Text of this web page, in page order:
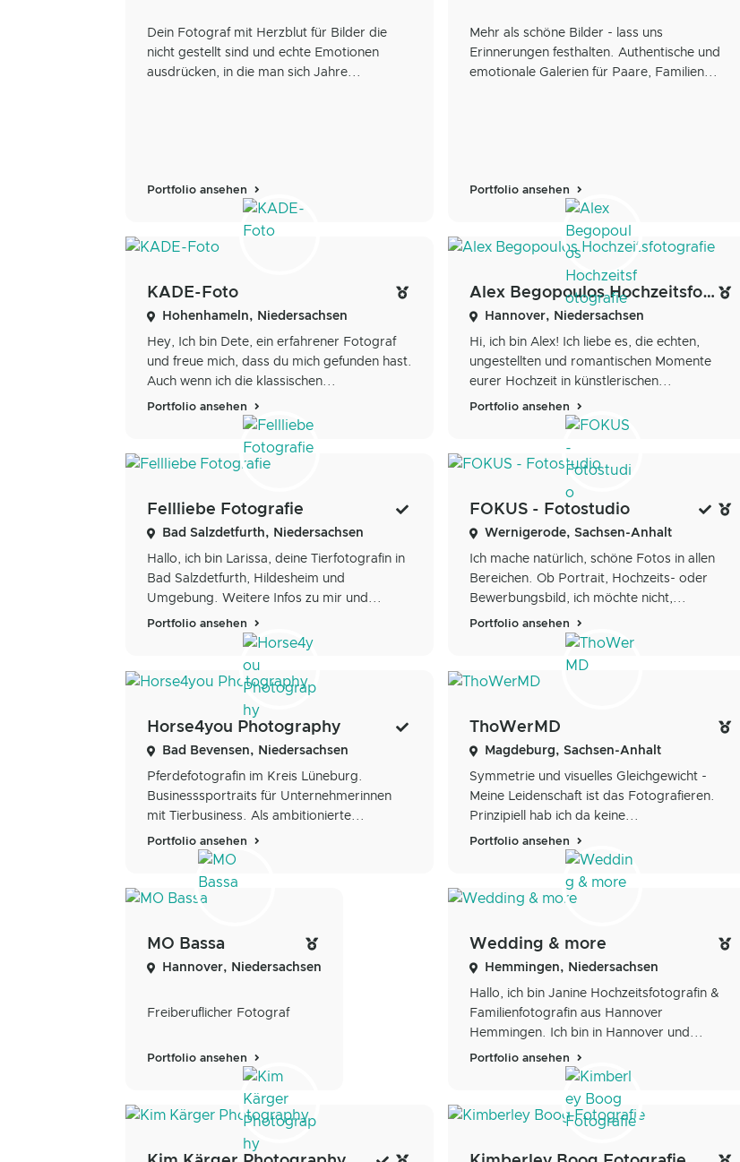
Dein Fotograf mit Herzblut für Bilder die
nicht gestellt sind und echte Emotionen
ausdrücken, in die man sich Jahre...
Portfolio ansehen
Mehr als schöne Bilder - lass uns
Erinnerungen festhalten. Authentische und
emotionale Galerien für Paare, Familien...
Portfolio ansehen
KADE-Foto
Hohenhameln, Niedersachsen
Hey, Ich bin Dete, ein erfahrener Fotograf
und freue mich, dass du mich gefunden hast.
Auch wenn ich die klassischen...
Portfolio ansehen
Alex Begopoulos Hochzeitsfotografie
Hannover, Niedersachsen
Hi, ich bin Alex! Ich liebe es, die echten,
ungestellten und romantischen Momente
eurer Hochzeit in künstlerischen...
Portfolio ansehen
Fellliebe Fotografie
Bad Salzdetfurth, Niedersachsen
Hallo, ich bin Larissa, deine Tierfotografin in
Bad Salzdetfurth, Hildesheim und
Umgebung. Weitere Infos zu mir und...
Portfolio ansehen
FOKUS - Fotostudio
Wernigerode, Sachsen-Anhalt
Ich mache natürlich, schöne Fotos in allen
Bereichen. Ob Portrait, Hochzeits- oder
Bewerbungsbild, ich möchte nicht,...
Portfolio ansehen
Horse4you Photography
Bad Bevensen, Niedersachsen
Pferdefotografin im Kreis Lüneburg.
Businesssportraits für Unternehmerinnen
mit Tierbusiness. Als ambitionierte...
Portfolio ansehen
ThoWerMD
Magdeburg, Sachsen-Anhalt
Symmetrie und visuelles Gleichgewicht -
Meine Leidenschaft ist das Fotografieren.
Prinzipiell hab ich da keine...
Portfolio ansehen
MO Bassa
Hannover, Niedersachsen
Freiberuflicher Fotograf
Portfolio ansehen
Wedding & more
Hemmingen, Niedersachsen
Hallo, ich bin Janine Hochzeitsfotografin &
Familienfotografin aus Hannover
Hemmingen. Ich bin in Hannover und...
Portfolio ansehen